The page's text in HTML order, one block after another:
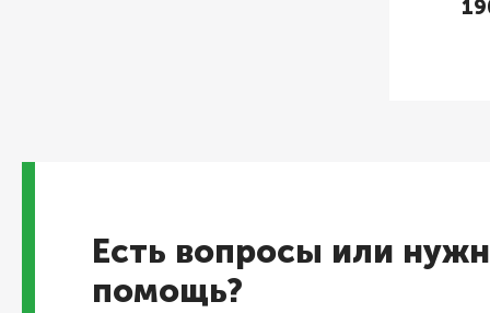
Есть вопросы или
помощь?